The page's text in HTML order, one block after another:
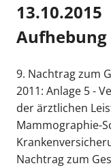
13.10.2015
9. Nachtrag zum
2011: Anlage 5 -
der ärztlichen
Mammographie-
Nachtrag zum